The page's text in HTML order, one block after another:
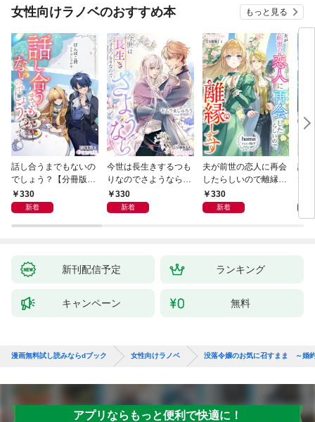
女性向けラノベのおすすめ本 もっと見る
話し合うまでもないの
でしょう？【分冊版】
1 330
新着
今世は長生きするつも
りなのでさようなら
【分冊版】1
330
新着
夫が前世の恋人に再会
したらしいので離縁し
ます【分冊版】1
330
新着
話
で
新刊配信予定 ランキング
キャンペーン 無料
漫画無料試し読みならdブック 女性向けラノベ 没落令嬢のお気に召すまま ～婚
アプリならもっと便利で快適に！